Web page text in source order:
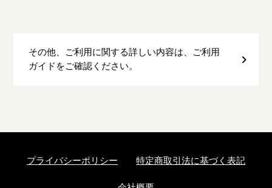
その他、ご利用に関する詳しい内容は、ご利用
ガイドをご確認ください。
プライバシーポリシー 特定商取引法に基づく表記